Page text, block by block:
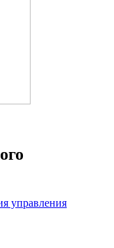
управления